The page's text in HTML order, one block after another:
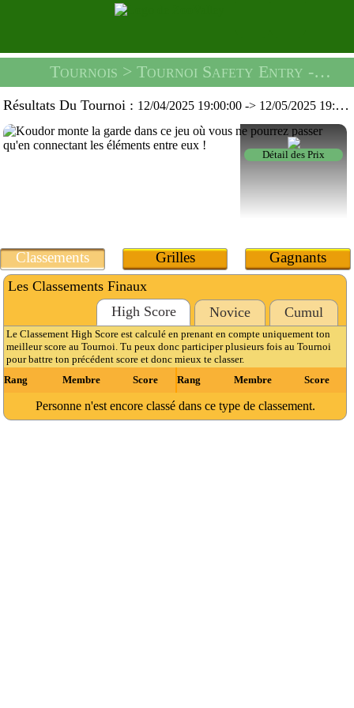
Tournois > Tournoi Safety Entry - Un
Résultats Du Tournoi : 12/04/2025 19:00:00 -> 12/05/2025 19:59:59
Détail des Prix
Classements Grilles Gagnants
Les Classements Finaux
High Score
Novice Cumul
Le Classement High Score est calculé en prenant en compte uniquement ton
meilleur score au Tournoi. Tu peux donc participer plusieurs fois au Tournoi
pour battre ton précédent score et donc mieux te classer.
Rang
Membre Score Rang Membre Score
Personne n'est encore classé dans ce type de classement.